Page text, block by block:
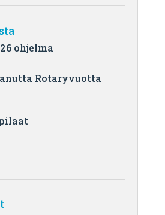
ohjelma
Rotaryvuotta